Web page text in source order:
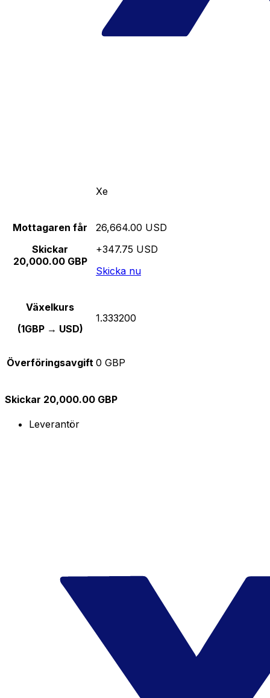
Xe
Mottagaren får
Skickar
20,000.00 GBP
26,664.00 USD
+347.75 USD
Skicka nu
Växelkurs
(1GBP → USD)
1.333200
Överföringsavgift 0 GBP
Skickar 20,000.00 GBP
Leverantör